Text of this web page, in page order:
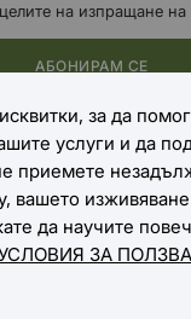
на изпращане
АБОНИРАМ СЕ
НАЧИНИ НА ПЛАЩАНЕ
НА ДОСТАВКА
за да
услуги и да
приемете
вашето
да научите
ЗА